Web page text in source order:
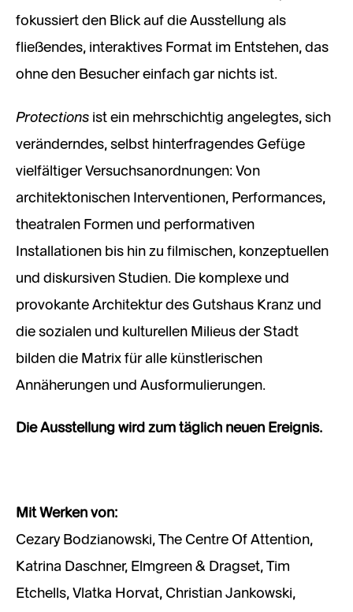
fokussiert den Blick auf die Ausstellung als
fließendes, interaktives Format im Entstehen, das
ohne den Besucher einfach gar nichts ist.
Protections ist ein mehrschichtig angelegtes, sich
veränderndes, selbst hinterfragendes Gefüge
vielfältiger Versuchsanordnungen: Von
architektonischen Interventionen, Performances,
theatralen Formen und performativen
Installationen bis hin zu filmischen, konzeptuellen
und diskursiven Studien. Die komplexe und
provokante Architektur des Gutshaus Kranz und
die sozialen und kulturellen Milieus der Stadt
bilden die Matrix für alle künstlerischen
Annäherungen und Ausformulierungen.
Die Ausstellung wird zum täglich neuen Ereignis.
Mit Werken von:
Cezary Bodzianowski, The Centre Of Attention,
Katrina Daschner, Elmgreen & Dragset, Tim
Etchells, Vlatka Horvat, Christian Jankowski,